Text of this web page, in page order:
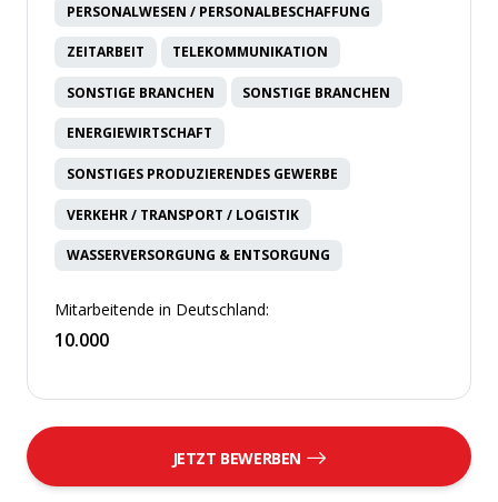
PERSONALWESEN / PERSONALBESCHAFFUNG
ZEITARBEIT TELEKOMMUNIKATION
SONSTIGE BRANCHEN SONSTIGE BRANCHEN
ENERGIEWIRTSCHAFT
SONSTIGES PRODUZIERENDES GEWERBE
VERKEHR / TRANSPORT / LOGISTIK
WASSERVERSORGUNG & ENTSORGUNG
Mitarbeitende in Deutschland:
10.000
JETZT BEWERBEN